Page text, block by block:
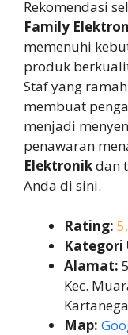
Rekomendasi
Family
memenuhi
produk
Staf yang
membuat
menjadi
penawaran
Elektronikdan
Anda di sini.
Rating:
Kategori
Alamat:
Kec.
Map: